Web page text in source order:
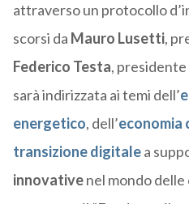
attraverso un protocollo
scorsi da Mauro Lusetti,
Federico Testa, presidente
sarà indirizzata ai temi dell’
energetico, dell’economia
transizione digitalea
innovativenel mondo